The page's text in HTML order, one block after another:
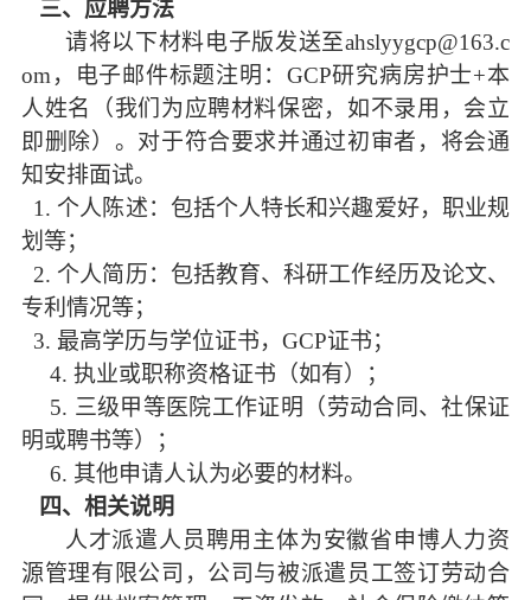
三、应聘方法
请将以下材料电子版发送至ahslyygcp@163.c
om，电子邮件标题注明： GCP研究病房护士+本
人姓名（我们为应聘材料保密，如不录用，会立
即删除）。对于符合要求并通过初审者，将会通
知安排面试。
1. 个人陈述：包括个人特长和兴趣爱好，职业规
划等；
2. 个人简历：包括教育、科研工作经历及论文、
专利情况等；
3. 最高学历与学位证书， GCP证书；
4. 执业或职称资格证书（如有）；
5. 三级甲等医院工作证明（劳动合同、社保证
明或聘书等）；
6. 其他申请人认为必要的材料。
四、 相关说明
人才派遣人员聘用主体为安徽省申博人力资
源管理有限公司，公司与被派遣员工签订劳动合